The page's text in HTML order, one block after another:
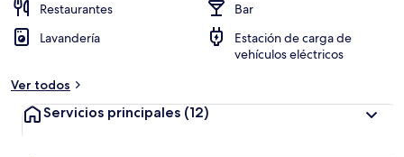
Restaurantes
Bar
Lavandería
Estación de carga de
vehículos eléctricos
Ver todos
Servicios principales (12)